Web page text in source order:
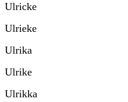
Ulricke
Ulrieke
Ulrika
Ulrike
Ulrikka